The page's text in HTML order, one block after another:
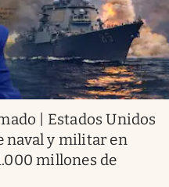
| Estados Unidos
naval y militar en
millones de